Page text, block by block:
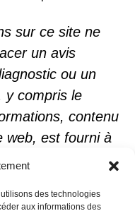
des technologies
aux informations des
sur ce site ne
un avis
ou un
y compris le
contenu
web, est fourni à
seulement.
Noter ce post